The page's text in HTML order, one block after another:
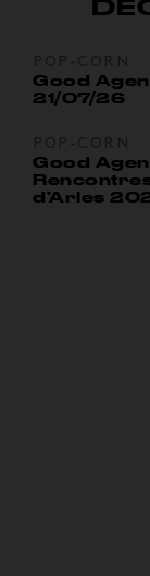
Good
21/07/26
Good
d’Arles